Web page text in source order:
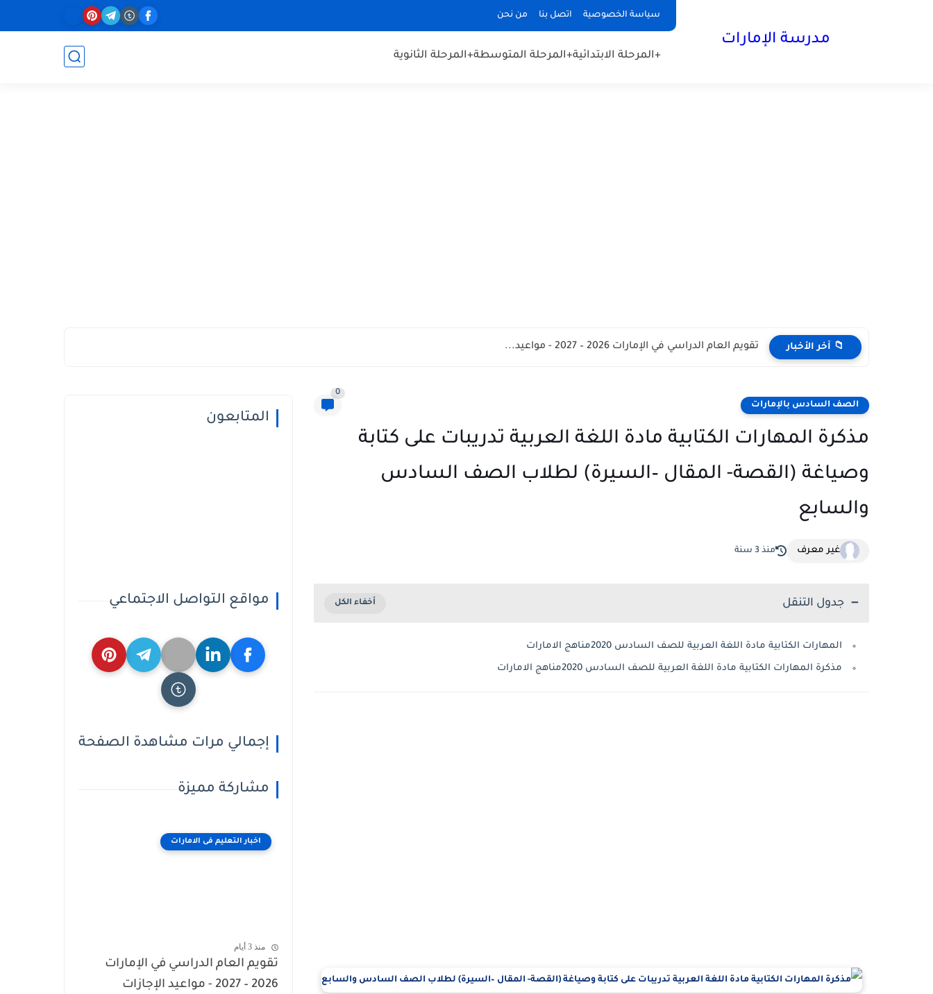
سياسة الخصوصية اتصل بنا من نحن
مدرسة الإمارات
+المرحلة الابتدائية+المرحلة المتوسطة+المرحلة الثانوية
📁 آخر الأخبار تقويم العام الدراسي في الإمارات 2026 – 2027 - مواعيد...
الصف السادس بالإمارات
0
مذكرة المهارات الكتابية مادة اللغة العربية تدريبات على كتابة
وصياغة (القصة- المقال –السيرة) لطلاب الصف السادس
والسابع
غير معرف منذ 3 سنة
جدول التنقل
المهارات الكتابية مادة اللغة العربية للصف السادس 2020مناهج الامارات
مذكرة المهارات الكتابية مادة اللغة العربية للصف السادس 2020مناهج الامارات
المتابعون
مواقع التواصل الاجتماعي
إجمالي مرات مشاهدة الصفحة
مشاركة مميزة
اخبار التعليم فى الامارات
منذ 3 أيام
تقويم العام الدراسي في الإمارات
2026 – 2027 - مواعيد الإجازات